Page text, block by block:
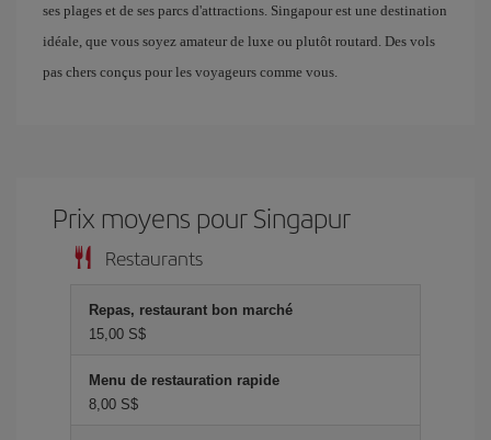
ses plages et de ses parcs d'attractions. Singapour est une destination
idéale, que vous soyez amateur de luxe ou plutôt routard. Des vols
pas chers conçus pour les voyageurs comme vous.
Prix ​​moyens pour Singapur
Restaurants
Repas, restaurant bon marché
15,00 S$
Menu de restauration rapide
8,00 S$